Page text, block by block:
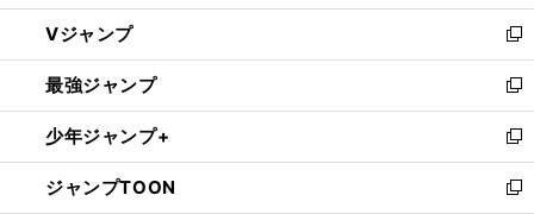
ウ
ィ
ン
ド
ウ
で
開
く
し
い
ウ
ィ
ン
ド
ウ
で
Vジャンプ
新
し
い
ウ
ィ
ン
ド
最強ジャンプ
新
し
い
ウ
ィ
少年ジャンプ+
新
し
い
ジャンプTOON
新